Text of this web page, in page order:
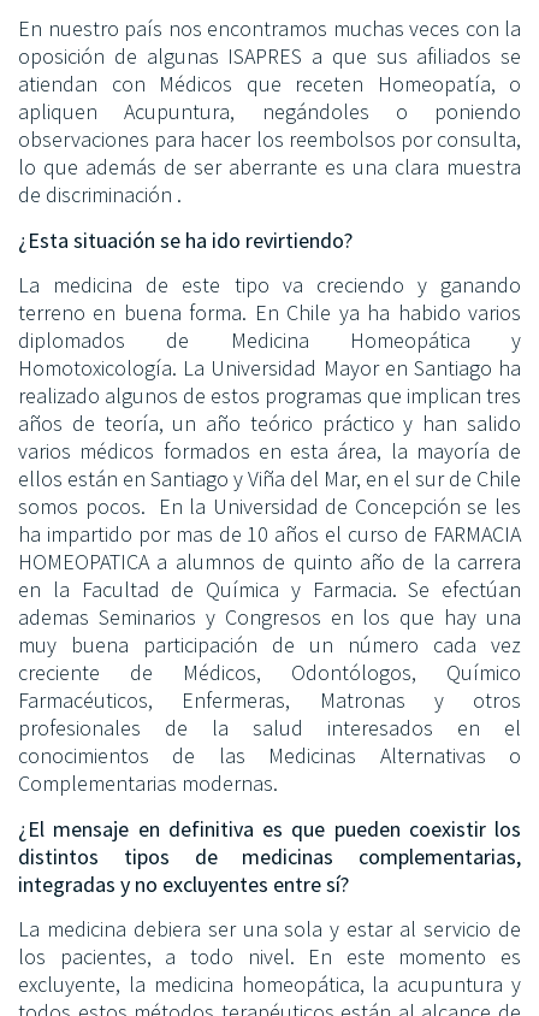
En nuestro país nos encontramos muchas veces con la
oposición de algunas ISAPRES a que sus afiliados se
atiendan con Médicos que receten Homeopatía, o
apliquen Acupuntura, negándoles o poniendo
observaciones para hacer los reembolsos por consulta,
lo que además de ser aberrante es una clara muestra
de discriminación .
¿Esta situación se ha ido revirtiendo?
La medicina de este tipo va creciendo y ganando
terreno en buena forma. En Chile ya ha habido varios
diplomados de Medicina Homeopática y
Homotoxicología. La Universidad Mayor en Santiago ha
realizado algunos de estos programas que implican tres
años de teoría, un año teórico práctico y han salido
varios médicos formados en esta área, la mayoría de
ellos están en Santiago y Viña del Mar, en el sur de Chile
somos pocos. En la Universidad de Concepción se les
ha impartido por mas de 10 años el curso de FARMACIA
HOMEOPATICA a alumnos de quinto año de la carrera
en la Facultad de Química y Farmacia. Se efectúan
ademas Seminarios y Congresos en los que hay una
muy buena participación de un número cada vez
creciente de Médicos, Odontólogos, Químico
Farmacéuticos, Enfermeras, Matronas y otros
profesionales de la salud interesados en el
conocimientos de las Medicinas Alternativas o
Complementarias modernas.
¿El mensaje en definitiva es que pueden coexistir los
distintos tipos de medicinas complementarias,
integradas y no excluyentes entre sí?
La medicina debiera ser una sola y estar al servicio de
los pacientes, a todo nivel. En este momento es
excluyente, la medicina homeopática, la acupuntura y